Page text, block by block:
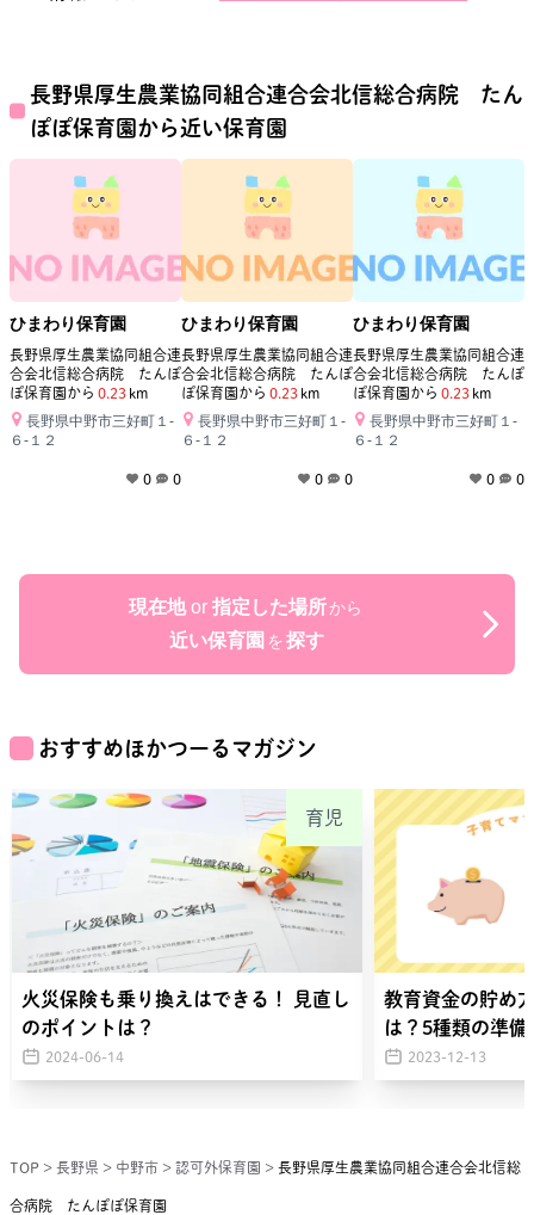
長野県厚生農業協同組合連合会北信総合病院 たん
ぽぽ保育園から近い保育園
ひまわり保育園
長野県厚生農業協同組合連
合会北信総合病院 たんぽ
ぽ保育園から 0.23 km
長野県中野市三好町１‐
６‐１２
0 0
ひまわり保育園
長野県厚生農業協同組合連
合会北信総合病院 たんぽ
ぽ保育園から 0.23 km
長野県中野市三好町１‐
６‐１２
0 0
ひまわり保育園
長野県厚生農業協同組合連
合会北信総合病院 たんぽ
ぽ保育園から 0.23 km
長野県中野市三好町１‐
６‐１２
0 0
現在地 or 指定した場所から
近い保育園 を探す
おすすめほかつーるマガジン
育児
火災保険も乗り換えはできる！ 見直し
のポイントは？
2024-06-14
教育資金の貯め
は？5種類の準
2023-12-13
TOP > 長野県 > 中野市 > 認可外保育園 > 長野県厚生農業協同組合連合会北信総
合病院 たんぽぽ保育園